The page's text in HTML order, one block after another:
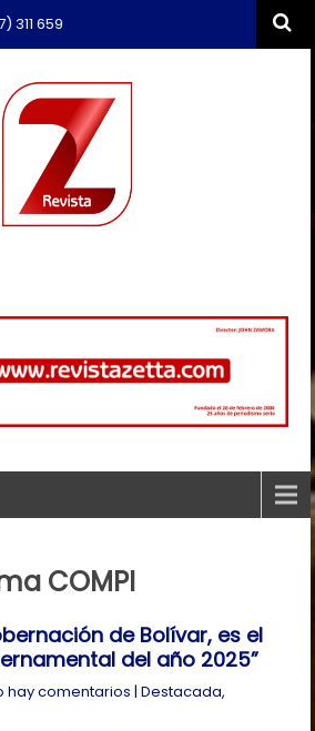
659 6374 - Correo:
COMPI
de Bolívar, es el
del año 2025”
hay comentarios |Destacada,